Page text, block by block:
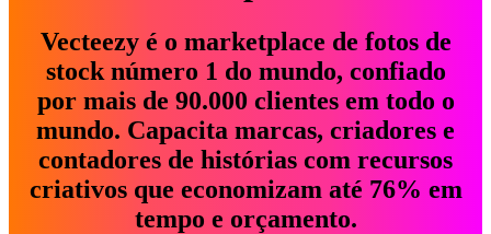
Vecteezy é o marketplace de fotos de
stock número 1 do mundo, confiado
por mais de 90.000 clientes em todo o
mundo. Capacita marcas, criadores e
contadores de histórias com recursos
criativos que economizam até 76% em
tempo e orçamento.